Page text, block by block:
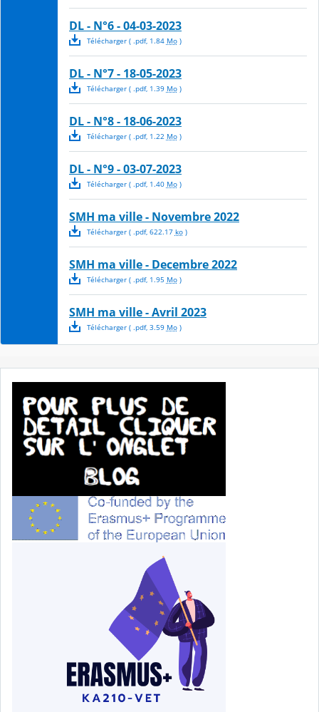
DL - N°6 - 04-03-2023
Télécharger( .pdf, 1.84 Mo)
DL - N°7 - 18-05-2023
Télécharger( .pdf, 1.39 Mo)
DL - N°8 - 18-06-2023
Télécharger( .pdf, 1.22 Mo)
DL - N°9 - 03-07-2023
Télécharger( .pdf, 1.40 Mo)
SMH ma ville - Novembre 2022
Télécharger( .pdf, 622.17 ko)
SMH ma ville - Decembre 2022
Télécharger( .pdf, 1.95 Mo)
SMH ma ville - Avril 2023
Télécharger( .pdf, 3.59 Mo)